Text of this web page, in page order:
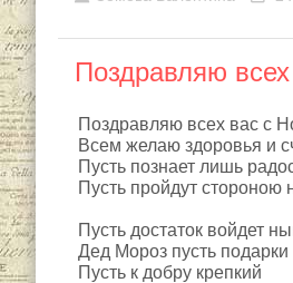
Поздравляю
Поздравляю всех вас с
Всем желаю здоровья и
Пусть познает лишь
Пусть пройдут стороною
Пусть достаток войдет
Дед Мороз пусть подарки
Пусть к добру крепкий